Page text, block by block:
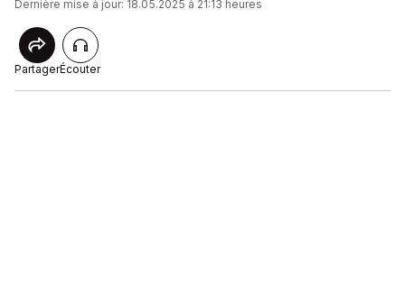
Dernière mise à jour: 18.05.2025 à 21:13 heures
PartagerÉcouter